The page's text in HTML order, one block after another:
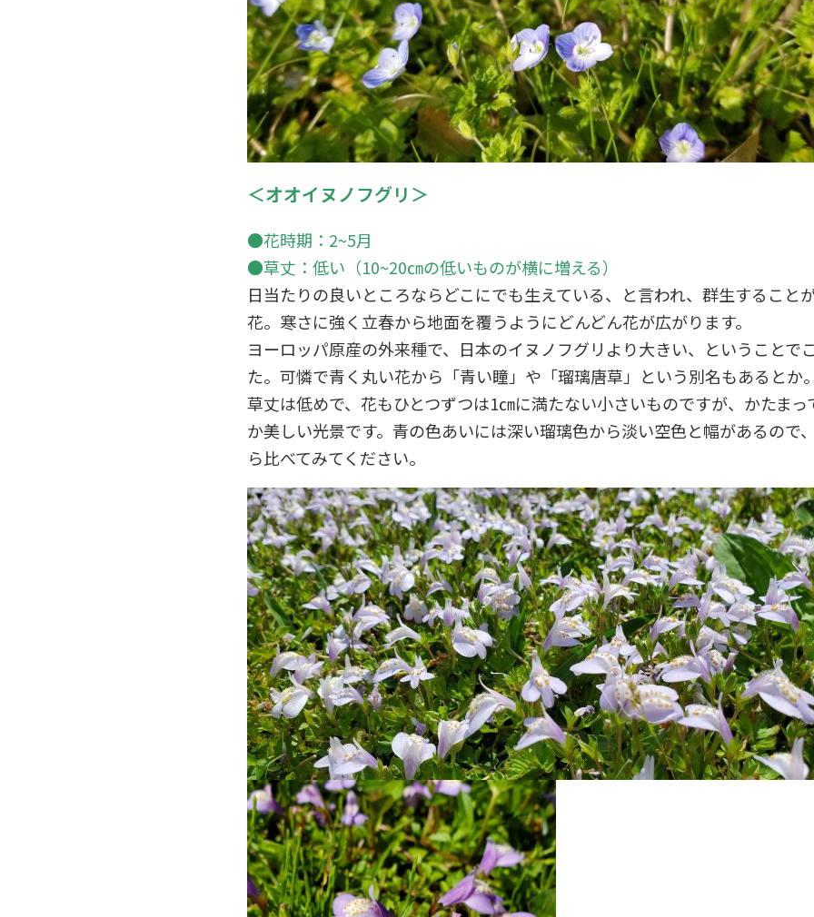
＜オオイヌノフグリ＞
●花時期：2~5月
●草丈：低い（10~20㎝の低いものが横に増える）
日当たりの良いところならどこにでも生えている、と言われ、群生すること
花。寒さに強く立春から地面を覆うようにどんどん花が広がります。
ヨーロッパ原産の外来種で、日本のイヌノフグリより大きい、ということで
た。可憐で青く丸い花から「青い瞳」や「瑠璃唐草」という別名もあるとか。
草丈は低めで、花もひとつずつは1㎝に満たない小さいものですが、かたまっ
か美しい光景です。青の色あいには深い瑠璃色から淡い空色と幅があるので
ら比べてみてください。